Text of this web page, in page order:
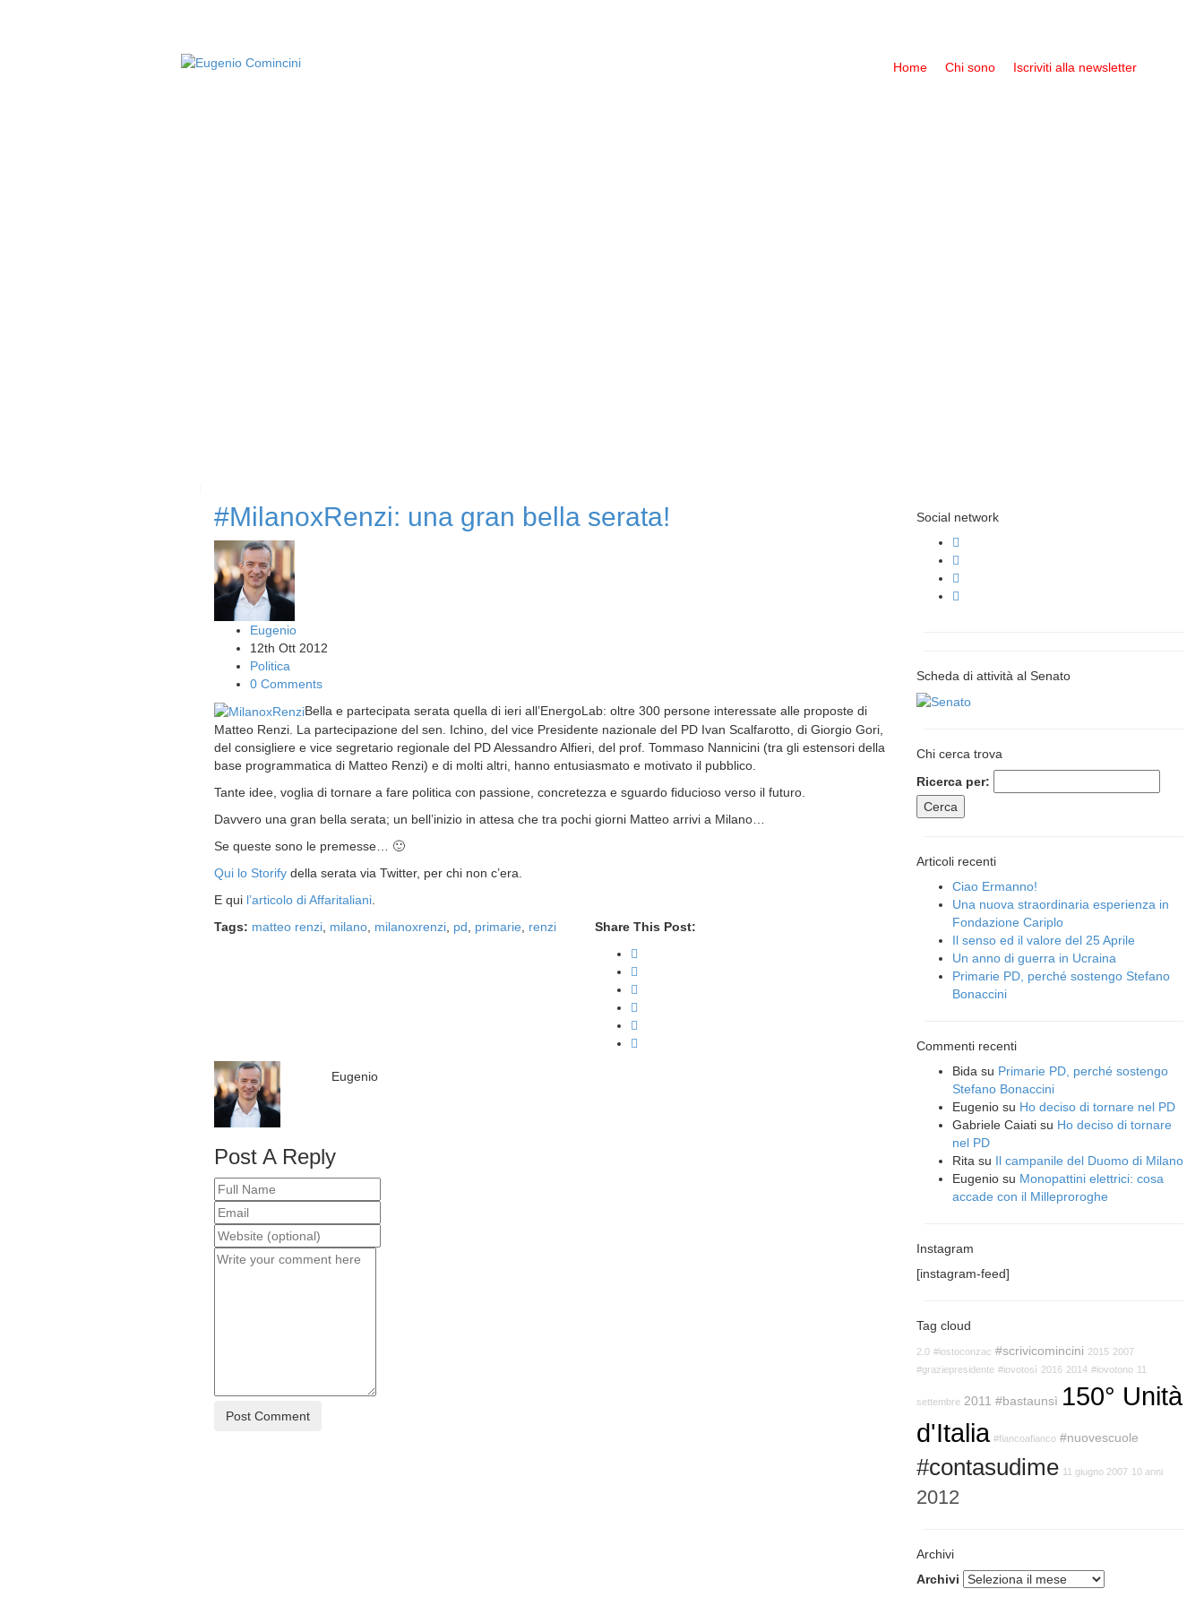
Home Chi sono Iscriviti alla newsletter
#MilanoxRenzi: una gran bella serata!
Eugenio
12th Ott 2012
Politica
0 Comments
Bella e partecipata serata quella di ieri all’EnergoLab: oltre 300 persone interessate alle proposte di
Matteo Renzi. La partecipazione del sen. Ichino, del vice Presidente nazionale del PD Ivan Scalfarotto, di Giorgio Gori,
del consigliere e vice segretario regionale del PD Alessandro Alfieri, del prof. Tommaso Nannicini (tra gli estensori della
base programmatica di Matteo Renzi) e di molti altri, hanno entusiasmato e motivato il pubblico.
Tante idee, voglia di tornare a fare politica con passione, concretezza e sguardo fiducioso verso il futuro.
Davvero una gran bella serata; un bell’inizio in attesa che tra pochi giorni Matteo arrivi a Milano…
Se queste sono le premesse… 🙂
Qui lo Storify della serata via Twitter, per chi non c’era.
E qui l’articolo di Affaritaliani.
Tags: matteo renzi, milano, milanoxrenzi, pd, primarie, renzi Share This Post:
Eugenio
Post A Reply
Post Comment
Social network
Scheda di attività al Senato
Chi cerca trova
Ricerca per:
Articoli recenti
Ciao Ermanno!
Una nuova straordinaria esperienza in
Fondazione Cariplo
Il senso ed il valore del 25 Aprile
Un anno di guerra in Ucraina
Primarie PD, perché sostengo Stefano
Bonaccini
Commenti recenti
Bida su Primarie PD, perché sostengo
Stefano Bonaccini
Eugenio su Ho deciso di tornare nel PD
Gabriele Caiati su Ho deciso di tornare
nel PD
Rita su Il campanile del Duomo di Milano
Eugenio su Monopattini elettrici: cosa
accade con il Milleproroghe
Instagram
[instagram-feed]
Tag cloud
2.0 #iostoconzac #scrivicomincini 2015 2007
#graziepresidente #iovotosì 2016 2014 #iovotono 11
settembre 2011 #bastaunsì 150° Unità
d'Italia #fiancoafianco #nuovescuole
#contasudime 11 giugno 2007 10 anni
2012
Archivi
Archivi